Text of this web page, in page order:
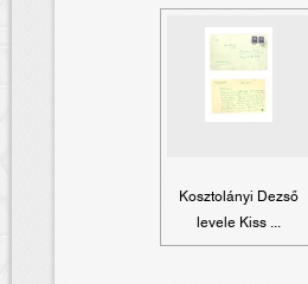
Kosztolányi Dezső
levele Kiss ...